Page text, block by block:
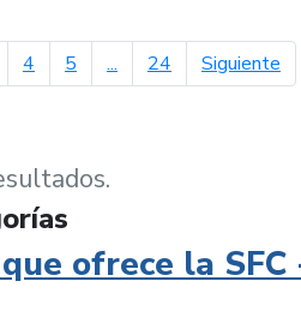
4 5 ... 24 Siguiente
ofrece la SFC